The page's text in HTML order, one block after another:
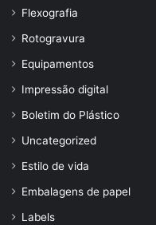
Flexografia
Rotogravura
Equipamentos
Impressão digital
Boletim do Plástico
Uncategorized
Estilo de vida
Embalagens de papel
Labels